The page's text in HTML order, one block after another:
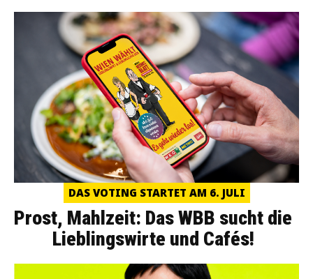
DAS VOTING STARTET AM 6. JULI
Prost, Mahlzeit: Das WBB sucht die
Lieblingswirte und Cafés!